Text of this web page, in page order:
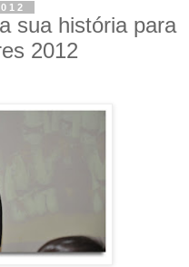
sua história para
2012